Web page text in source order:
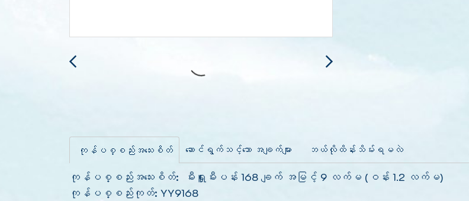
ကုန်ပစ္စည်းအသေးစိတ် ဆောင်ရွက်သင့်သော အချက်များ ဘယ်လိုထိန်းသိမ်းရမလဲ
ကုန်ပစ္စည်းအသေးစိတ်: မီးရှူးမီးပန်း 168 ချက် အမြင့် 9 လက်မ (ဝန်း 1.2 လက်မ)
ကုန်ပစ္စည်းကုတ်: YY9168